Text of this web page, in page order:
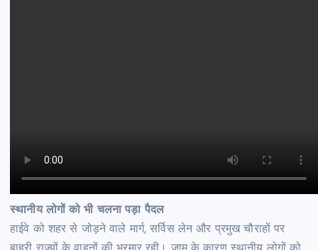
स्थानीय लोगों को भी चलना पड़ा पैदल
हाईवे को शहर से जोड़ने वाले मार्ग, सर्विस लेन और प्रमुख चौराहों पर